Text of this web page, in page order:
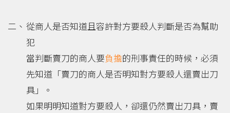
從商人是否知道且容許對方要殺人判斷是否為幫助
犯
當判斷賣刀的商人要負擔的刑事責任的時候，必須
先知道「賣刀的商人是否明知對方要殺人還賣出刀
具」。
如果明明知道對方要殺人，卻還仍然賣出刀具，賣